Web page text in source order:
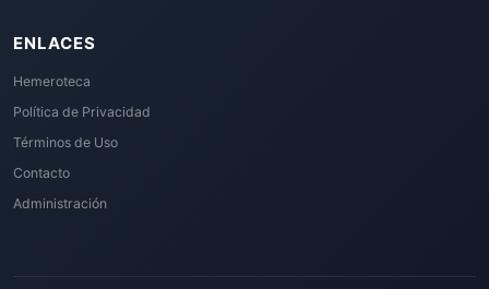
ENLACES
Hemeroteca
Política de Privacidad
Términos de Uso
Contacto
Administración